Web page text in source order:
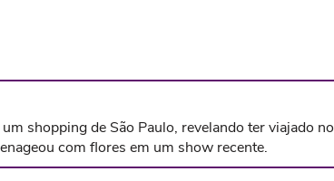
shopping de São Paulo, revelando ter viajado no
com flores em um show recente.